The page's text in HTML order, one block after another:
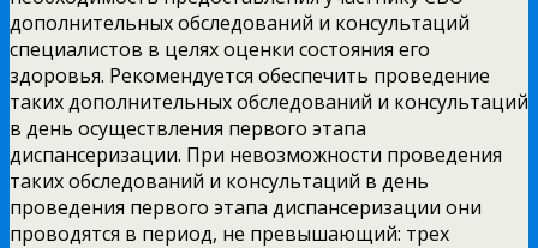
дополнительных обследований и консультаций
специалистов в целях оценки состояния его
здоровья. Рекомендуется обеспечить проведение
таких дополнительных обследований и консультаций
в день осуществления первого этапа
диспансеризации. При невозможности проведения
таких обследований и консультаций в день
проведения первого этапа диспансеризации они
проводятся в период, не превышающий: трех